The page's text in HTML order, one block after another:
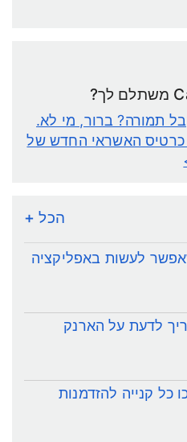
תמורה? ברור, מי לא.
כרטיס האשראי החדש של
הכל +
לעשות באפליקציה
לדעת על הארנק
קנייה להזדמנות